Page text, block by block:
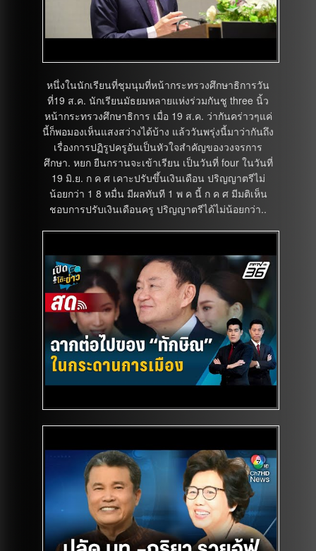
หนึ่งในนักเรียนที่ชุมนุมที่หน้ากระทรวงศึกษาธิการวัน
ที่19 ส.ค. นักเรียนมัธยมหลายแห่งร่วมกันชู three นิ้ว
หน้ากระทรวงศึกษาธิการ เมื่อ 19 ส.ค. ว่ากันคร่าวๆแค่
นี้ก็พอมองเห็นแสงสว่างได้บ้าง แล้ววันพรุ่งนี้มาว่ากันถึง
เรื่องการปฏิรูปครูอันเป็นหัวใจสำคัญของวงจรการ
ศึกษา. หยก ยืนกรานจะเข้าเรียน เป็นวันที่ four ในวันที่
19 มิ.ย. ก ค ศ เคาะปรับขึ้นเงินเดือน ปริญญาตรีไม่
น้อยกว่า 1 8 หมื่น มีผลทันที 1 พ ค นี้ ก ค ศ มีมติเห็น
ชอบการปรับเงินเดือนครู ปริญญาตรีได้ไม่น้อยกว่า..